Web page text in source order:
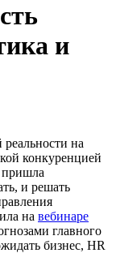
и
на
конкуренцией
пришла
и решать
на вебинаре
главного
бизнес, HR